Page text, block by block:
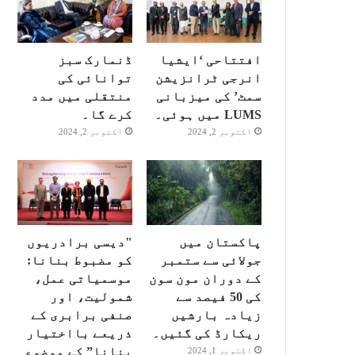
افتتاحی ‘ایشیا
انرجی ٹرانزیشن
سمٹ’ کی میزبانی
LUMS میں ہوئی۔
اکتوبر 2, 2024
ڈنمارک سبز
توانائی کی
منتقلی میں مدد
کرے گا۔
اکتوبر 2, 2024
پاکستان میں
جولائی سے ستمبر
کے دوران مون سون
کی 50 فیصد سے
زیادہ بارشیں
ریکارڈ کی گئیں۔
اکتوبر 1, 2024
"دیسی برادریوں
کو مضبوط بنانا:
موسمیاتی عمل،
شمولیت، اور
صنفی برابری کے
ذریعے بااختیار
بنانا” کے موضوع